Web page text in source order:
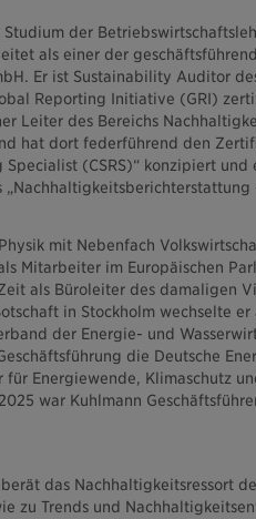
Studium der
als einer der
Er ist Sustainability Auditor
Reporting Initiative (GRI)
Leiter des Bereichs
hat dort federführend den
(CSRS)“ konzipiert
„Nachhaltigkeitsberichterstattung
mit Nebenfach
Mitarbeiter im Europäischen
als Büroleiter des damaligen
in Stockholm wechselte
der Energie- und
die Deutsche
für Energiewende, Klimaschutz
war Kuhlmann
das Nachhaltigkeitsressort
zu Trends und